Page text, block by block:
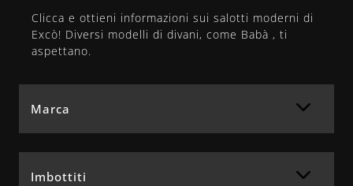
Marca
Imbottiti
Clicca e ottieni informazioni sui salotti moderni di
Excò! Diversi modelli di divani, come Babà , ti
aspettano.